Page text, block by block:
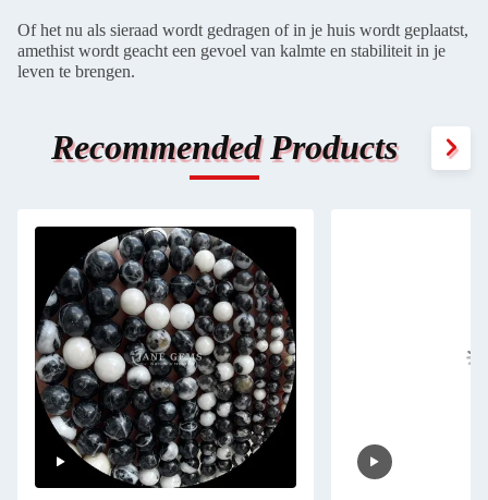
Of het nu als sieraad wordt gedragen of in je huis wordt geplaatst,
amethist wordt geacht een gevoel van kalmte en stabiliteit in je
leven te brengen.
Recommended Products